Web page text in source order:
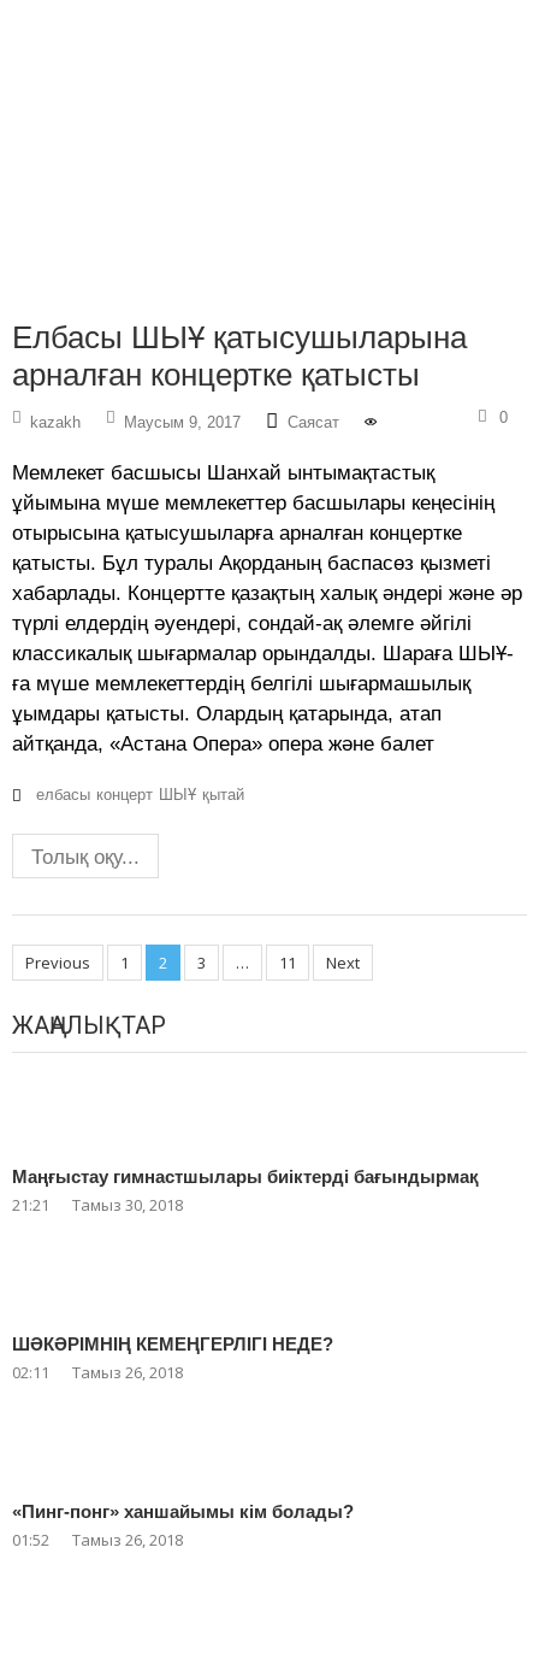
Елбасы ШЫҰ қатысушыларына
арналған концертке қатысты
kazakh Маусым 9, 2017 Саясат 0
Мемлекет басшысы Шанхай ынтымақтастық
ұйымына мүше мемлекеттер басшылары кеңесінің
отырысына қатысушыларға арналған концертке
қатысты. Бұл туралы Ақорданың баспасөз қызметі
хабарлады. Концертте қазақтың халық әндері және әр
түрлі елдердің әуендері, сондай-ақ әлемге әйгілі
классикалық шығармалар орындалды. Шараға ШЫҰ-
ға мүше мемлекеттердің белгілі шығармашылық
ұымдары қатысты. Олардың қатарында, атап
айтқанда, «Астана Опера» опера және балет
елбасы концерт ШЫҰ қытай
Толық оқу...
Posts
Previous 1 2 3 … 11 Next
ЖАҢАЛЫҚТАР
Маңғыстау гимнастшылары биіктерді бағындырмақ
21:21 Тамыз 30, 2018
ШӘКӘРІМНІҢ КЕМЕҢГЕРЛІГІ НЕДЕ?
02:11 Тамыз 26, 2018
«Пинг-понг» ханшайымы кім болады?
01:52 Тамыз 26, 2018